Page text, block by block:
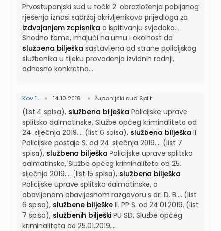
Prvostupanjski sud u točki 2. obrazloženja pobijanog
rješenja iznosi sadržaj okrivljenikova prijedloga za
izdvajanjem zapisnika o ispitivanju svjedoka...
Shodno tome, imajući na umu i okolnost da
službena bilješka sastavljena od strane policijskog
službenika u tijeku provođenja izvidnih radnji,
odnosno konkretno...
Kov 1... 14.10.2019. Županijski sud Split
(list 4 spisa), službena bilješka Policijske uprave
splitsko dalmatinske, Službe općeg kriminaliteta od
24. siječnja 2019.... (list 6 spisa), službena bilješka II.
Policijske postaje S. od 24. siječnja 2019.... (list 7
spisa), službena bilješka Policijske uprave splitsko
dalmatinske, Službe općeg kriminaliteta od 25.
siječnja 2019.... (list 15 spisa), službena bilješka
Policijske uprave splitsko dalmatinske, o
obavljenom obavijesnom razgovoru s dr. D. B.... (list
6 spisa), službene bilješke II. PP S. od 24.01.2019. (list
7 spisa), službenih bilješki PU SD, Službe općeg
kriminaliteta od 25.01.2019....